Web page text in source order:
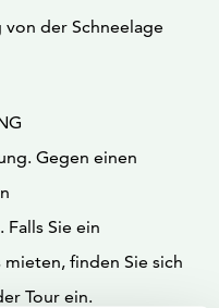
der Schneelage
Gegen einen
Sie ein
finden Sie sich
Tour ein.